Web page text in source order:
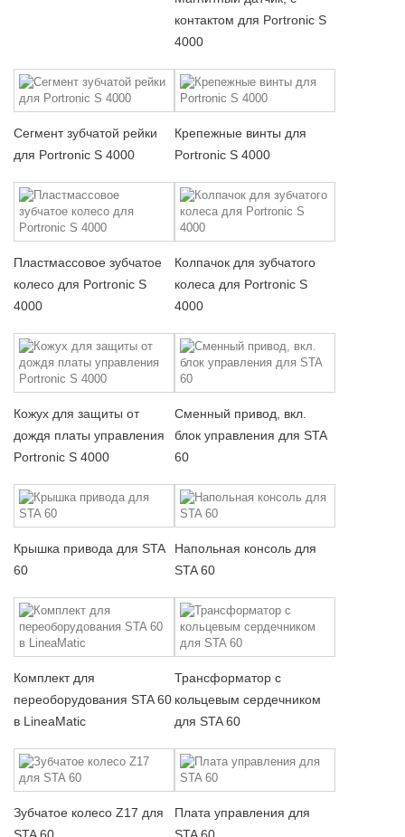
контактом для Portronic S
4000
Сегмент зубчатой рейки
для Portronic S 4000
Крепежные винты для
Portronic S 4000
Пластмассовое зубчатое
колесо для Portronic S
4000
Колпачок для зубчатого
колеса для Portronic S
4000
Кожух для защиты от
дождя платы управления
Portronic S 4000
Сменный привод, вкл.
блок управления для STA
60
Крышка привода для STA
60
Напольная консоль для
STA 60
Комплект для
переоборудования STA 60
в LineaMatic
Трансформатор с
кольцевым сердечником
для STA 60
Зубчатое колесо Z17 для
STA 60
Плата управления для
STA 60